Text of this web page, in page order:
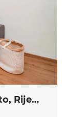
Appartamento, 33 m2, Affitto, Rijeka - Centar